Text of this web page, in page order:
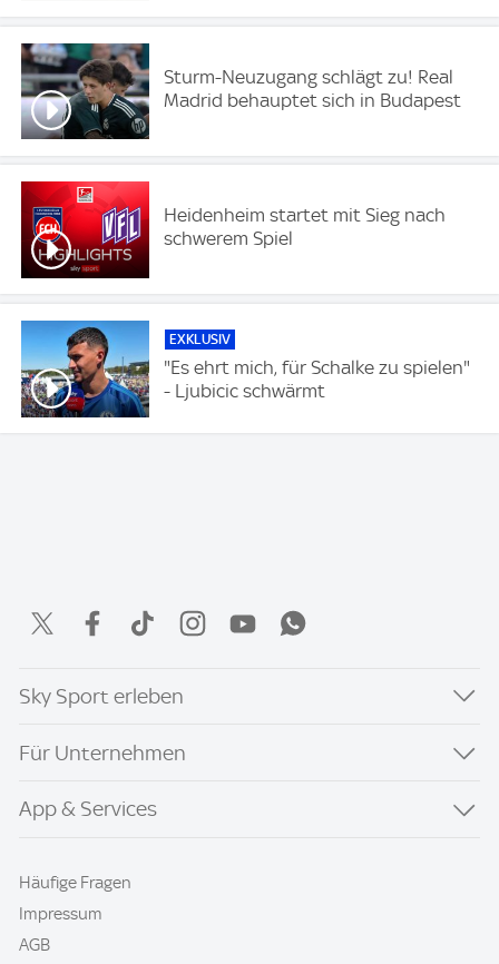
Sturm-Neuzugang schlägt zu! Real
Madrid behauptet sich in Budapest
Heidenheim startet mit Sieg nach
schwerem Spiel
EXKLUSIV
"Es ehrt mich, für Schalke zu spielen"
- Ljubicic schwärmt
Sky Sport erleben
Für Unternehmen
App & Services
Häufige Fragen
Impressum
AGB